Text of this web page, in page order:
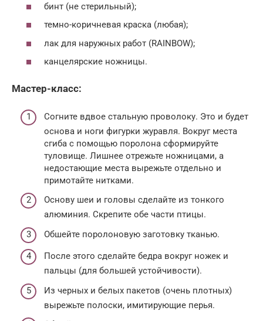
бинт (не стерильный);
темно-коричневая краска (любая);
лак для наружных работ (RAINBOW);
канцелярские ножницы.
Мастер-класс:
Согните вдвое стальную проволоку. Это и будет
основа и ноги фигурки журавля. Вокруг места
сгиба с помощью поролона сформируйте
туловище. Лишнее отрежьте ножницами, а
недостающие места вырежьте отдельно и
примотайте нитками.
Основу шеи и головы сделайте из тонкого
алюминия. Скрепите обе части птицы.
Обшейте поролоновую заготовку тканью.
После этого сделайте бедра вокруг ножек и
пальцы (для большей устойчивости).
Из черных и белых пакетов (очень плотных)
вырежьте полоски, имитирующие перья.